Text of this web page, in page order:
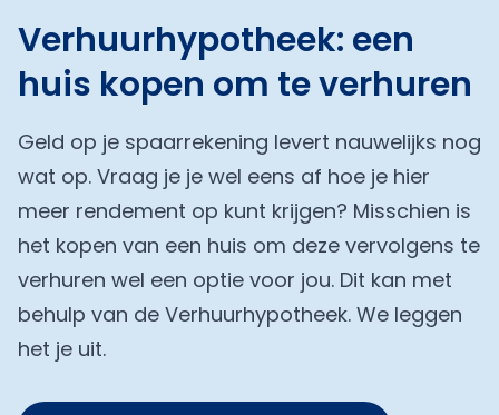
Verhuurhypotheek: een
huis kopen om te verhuren
Geld op je spaarrekening levert nauwelijks nog
wat op. Vraag je je wel eens af hoe je hier
meer rendement op kunt krijgen? Misschien is
het kopen van een huis om deze vervolgens te
verhuren wel een optie voor jou. Dit kan met
behulp van de Verhuurhypotheek. We leggen
het je uit.